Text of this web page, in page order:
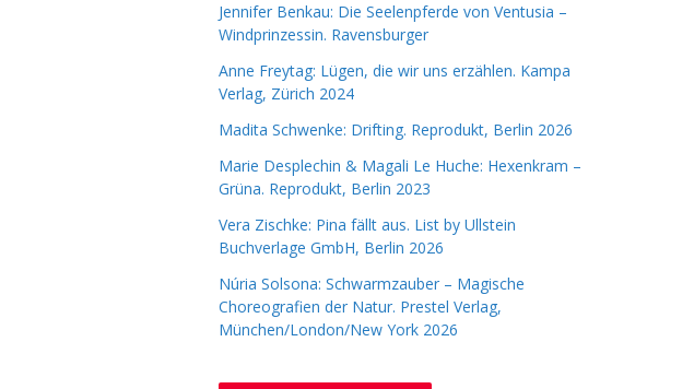
Jennifer Benkau: Die Seelenpferde von Ventusia –
Windprinzessin. Ravensburger
Anne Freytag: Lügen, die wir uns erzählen. Kampa
Verlag, Zürich 2024
Madita Schwenke: Drifting. Reprodukt, Berlin 2026
Marie Desplechin & Magali Le Huche: Hexenkram –
Grüna. Reprodukt, Berlin 2023
Vera Zischke: Pina fällt aus. List by Ullstein
Buchverlage GmbH, Berlin 2026
Núria Solsona: Schwarmzauber – Magische
Choreografien der Natur. Prestel Verlag,
München/London/New York 2026